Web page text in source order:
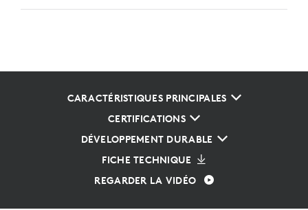
CARACTÉRISTIQUES PRINCIPALES
CERTIFICATIONS
DÉVELOPPEMENT DURABLE
FICHE TECHNIQUE
REGARDER LA VIDÉO